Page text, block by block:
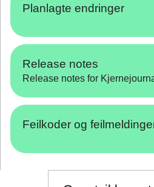
Planlagte endringer
Release notes
Release notes for
Feilkoder og